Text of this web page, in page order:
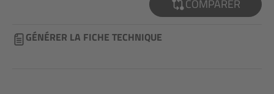
COMPARER
GÉNÉRER LA FICHE TECHNIQUE